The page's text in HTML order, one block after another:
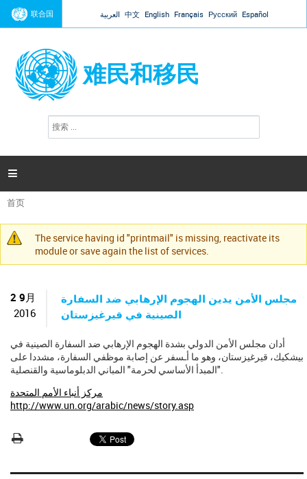
Jump to navigation
联合国 العربية 中文 English Français Русский Español
难民和移民
搜
索

你
在
这
首页
警
告
The service having id "printmail" is missing, reactivate its
module or save again the list of services.
2 9月
2016
مجلس الأمن يدين الهجوم الإرهابي ضد السفارة
الصينية في قيرغيزستان
أدان مجلس الأمن الدولي بشدة الهجوم الإرهابي ضد السفارة الصينية في
بيشكيك، قيرغيزستان، وهو ما أـسفر عن إصابة موظفي السفارة، مشددا على
"المبدأ الأساسي لحرمة" المباني الدبلوماسية والقنصلية.
مركز أنباء الأمم المتحدة
http://www.un.org/arabic/news/story.asp